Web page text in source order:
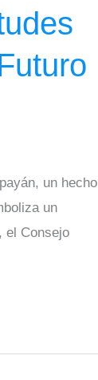
un hecho
un
el Consejo